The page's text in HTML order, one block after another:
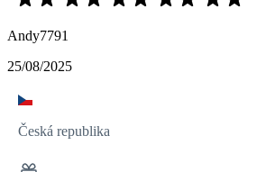
Andy7791
25/08/2025
Česká republika